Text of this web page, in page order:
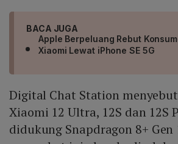
BACA JUGA
Apple Berpeluang Rebut
Xiaomi Lewat iPhone SE 5G
Digital Chat Station
Xiaomi 12 Ultra, 12S dan 12S
didukung Snapdragon 8+ Gen